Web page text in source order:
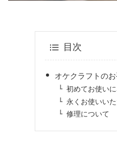
目次
オケクラフトの
初めてお使い
永くお使いい
修理について